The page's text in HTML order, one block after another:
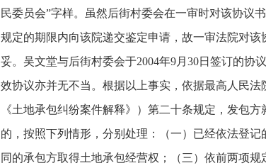
民委员会”字样。虽然后街村委会在一审时对该协议
规定的期限内向该院递交鉴定申请，故一审法院对
妥。吴文堂与后街村委会于2004年9月30日签订的
效协议亦并无不当。根据以上事实，依据最高人民
《土地承包纠纷案件解释》）第二十条规定，发包
的，按照下列情形，分别处理：（一）已经依法登
同的承包方取得土地承包经营权；（三）依前两项